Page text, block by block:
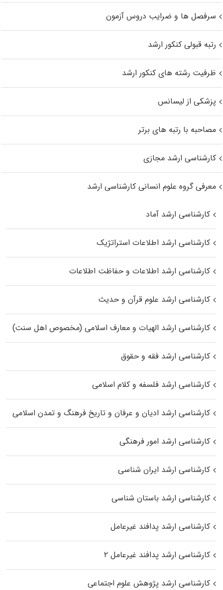
سرفصل ها و ضرایب دروس آزمون
رتبه قبولی کنکور ارشد
ظرفیت رشته های کنکور ارشد
پزشکی از لیسانس
مصاحبه با رتبه های برتر
کارشناسی ارشد مجازی
معرفی گروه علوم انسانی کارشناسی ارشد
کارشناسی ارشد آماد
کارشناسی ارشد اطلاعات استراتژیک
کارشناسی ارشد اطلاعات و حفاظت اطلاعات
کارشناسی ارشد علوم قرآن و حدیث
کارشناسی ارشد الهیات و معارف اسلامی (مخصوص اهل سنت)
کارشناسی ارشد فقه و حقوق
کارشناسی ارشد فلسفه و کلام اسلامی
کارشناسی ارشد ادیان و عرفان و تاریخ فرهنگ و تمدن اسلامی
کارشناسی ارشد امور فرهنگی
کارشناسی ارشد ایران شناسی
کارشناسی ارشد باستان شناسی
کارشناسی ارشد پدافند غیرعامل
کارشناسی ارشد پدافند غیرعامل ۲
کارشناسی ارشد پژوهش علوم اجتماعی